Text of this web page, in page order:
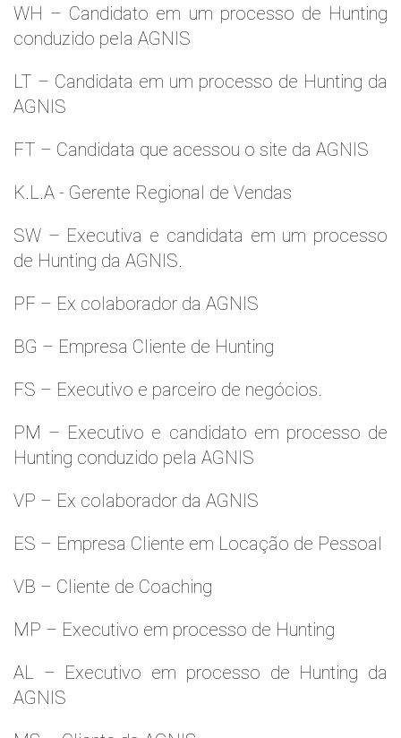
WH – Candidato em um processo de Hunting
conduzido pela AGNIS
LT – Candidata em um processo de Hunting da
AGNIS
FT – Candidata que acessou o site da AGNIS
K.L.A - Gerente Regional de Vendas
SW – Executiva e candidata em um processo
de Hunting da AGNIS.
PF – Ex colaborador da AGNIS
BG – Empresa Cliente de Hunting
FS – Executivo e parceiro de negócios.
PM – Executivo e candidato em processo de
Hunting conduzido pela AGNIS
VP – Ex colaborador da AGNIS
ES – Empresa Cliente em Locação de Pessoal
VB – Cliente de Coaching
MP – Executivo em processo de Hunting
AL – Executivo em processo de Hunting da
AGNIS